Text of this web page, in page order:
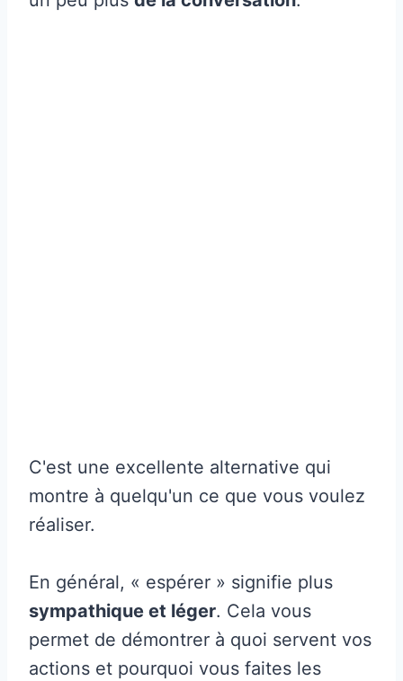
C'est une excellente alternative qui
montre à quelqu'un ce que vous voulez
réaliser.
En général, « espérer » signifie plus
sympathique et léger. Cela vous
permet de démontrer à quoi servent vos
actions et pourquoi vous faites les